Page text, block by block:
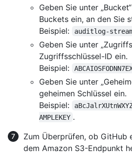
Geben Sie unter
Buckets ein, an den Sie
Beispiel:
auditlog-
Geben Sie unter
Zugriffsschlüssel-ID ein.
Beispiel:
Geben Sie unter
geheimen Schlüssel ein.
Beispiel:
AMPLEKEY .
Zum Überprüfen, ob GitHub
dem Amazon S3-Endpunkt